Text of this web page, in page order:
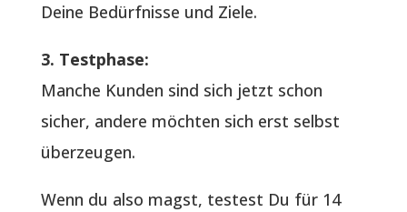
Deine Bedürfnisse und Ziele.
3. Testphase:
Manche Kunden sind sich jetzt schon
sicher, andere möchten sich erst selbst
überzeugen.
Wenn du also magst, testest Du für 14